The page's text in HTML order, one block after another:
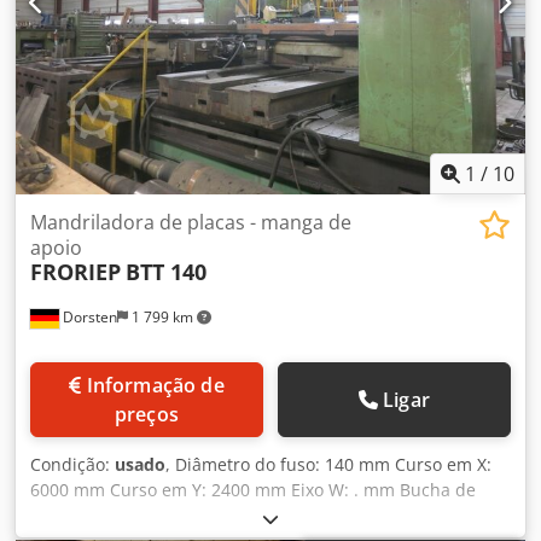
Sobre nós: - mais de 400 máquinas próprias em estoque -
mais de 15.000 m² de área de armazenamento, capacidade
de ponte rolante até 70 t - mais de 10.000 itens de
acessórios para sua oficina Se você deseja vender
máquinas, linhas de produção ou sua empresa, entre em
contato conosco. Outras ofertas podem ser encontradas
em nosso site. Visitas mediante agendamento prévio.
Estamos ansiosos por sua visita. Equipe Markus Hirsch
1 / 10
Dorsten 1 799 km
Mandriladora de placas - manga de
apoio
FRORIEP BTT 140
preços
Ligar
Condição: usado, Diâmetro do fuso: 140 mm Curso em X:
6000 mm Curso em Y: 2400 mm Eixo W: . mm Bucha de
suporte: movimento horizontal . mm Bucha de suporte: